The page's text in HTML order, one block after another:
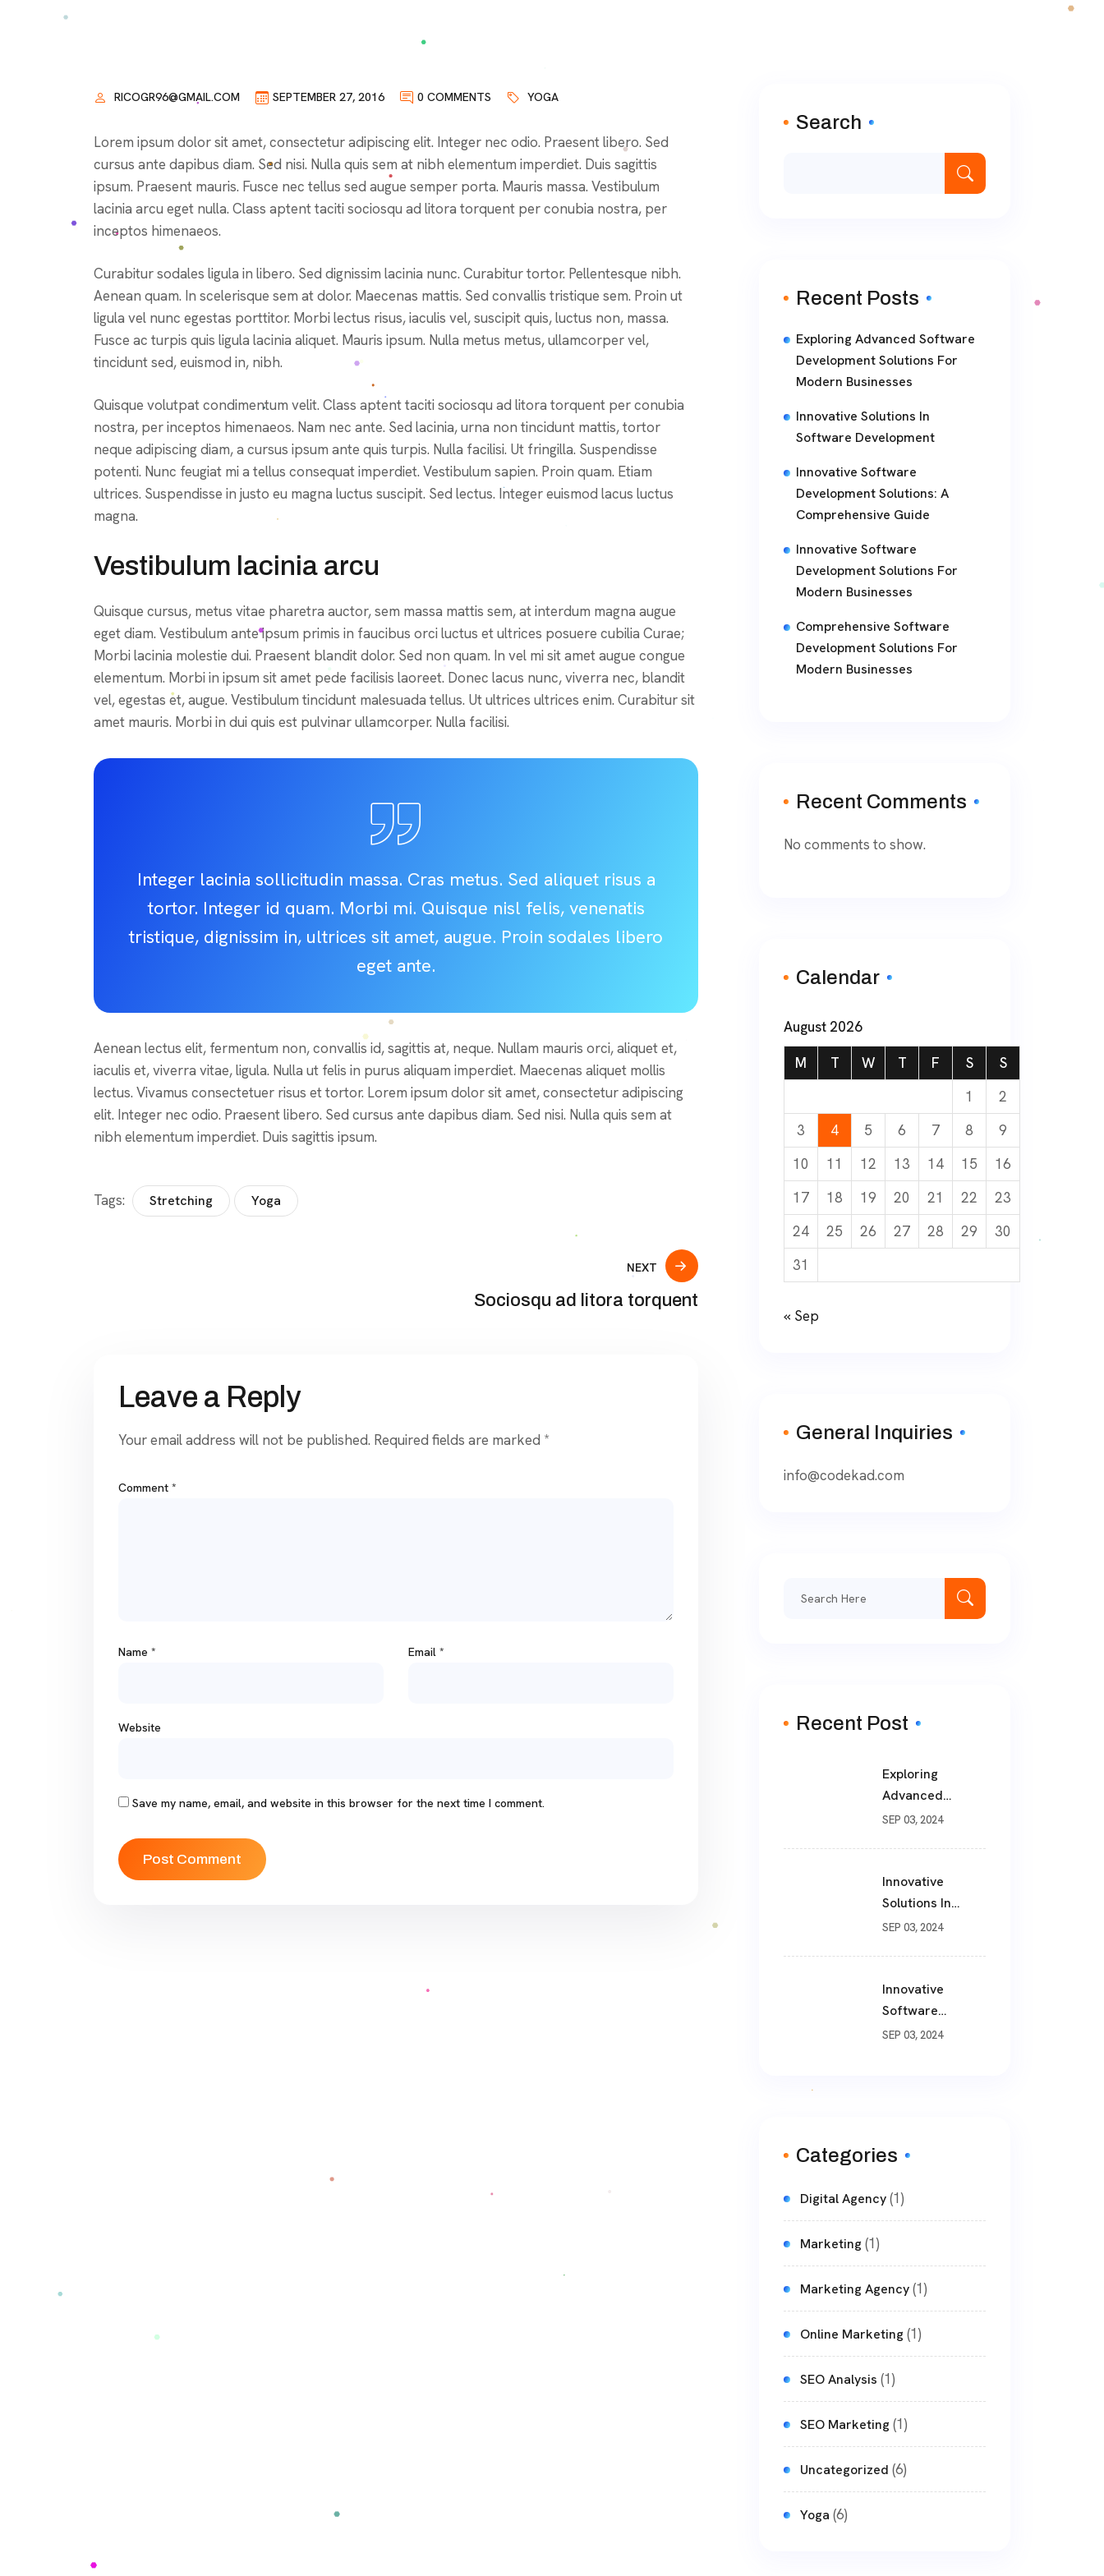
RICOGR96@GMAIL.COM SEPTEMBER 27, 2016 0 COMMENTS YOGA
Lorem ipsum dolor sit amet, consectetur adipiscing elit. Integer nec odio. Praesent libero. Sed
cursus ante dapibus diam. Sed nisi. Nulla quis sem at nibh elementum imperdiet. Duis sagittis
ipsum. Praesent mauris. Fusce nec tellus sed augue semper porta. Mauris massa. Vestibulum
lacinia arcu eget nulla. Class aptent taciti sociosqu ad litora torquent per conubia nostra, per
inceptos himenaeos.
Curabitur sodales ligula in libero. Sed dignissim lacinia nunc. Curabitur tortor. Pellentesque nibh.
Aenean quam. In scelerisque sem at dolor. Maecenas mattis. Sed convallis tristique sem. Proin ut
ligula vel nunc egestas porttitor. Morbi lectus risus, iaculis vel, suscipit quis, luctus non, massa.
Fusce ac turpis quis ligula lacinia aliquet. Mauris ipsum. Nulla metus metus, ullamcorper vel,
tincidunt sed, euismod in, nibh.
Quisque volutpat condimentum velit. Class aptent taciti sociosqu ad litora torquent per conubia
nostra, per inceptos himenaeos. Nam nec ante. Sed lacinia, urna non tincidunt mattis, tortor
neque adipiscing diam, a cursus ipsum ante quis turpis. Nulla facilisi. Ut fringilla. Suspendisse
potenti. Nunc feugiat mi a tellus consequat imperdiet. Vestibulum sapien. Proin quam. Etiam
ultrices. Suspendisse in justo eu magna luctus suscipit. Sed lectus. Integer euismod lacus luctus
magna.
Vestibulum lacinia arcu
Quisque cursus, metus vitae pharetra auctor, sem massa mattis sem, at interdum magna augue
eget diam. Vestibulum ante ipsum primis in faucibus orci luctus et ultrices posuere cubilia Curae;
Morbi lacinia molestie dui. Praesent blandit dolor. Sed non quam. In vel mi sit amet augue congue
elementum. Morbi in ipsum sit amet pede facilisis laoreet. Donec lacus nunc, viverra nec, blandit
vel, egestas et, augue. Vestibulum tincidunt malesuada tellus. Ut ultrices ultrices enim. Curabitur sit
amet mauris. Morbi in dui quis est pulvinar ullamcorper. Nulla facilisi.
Integer lacinia sollicitudin massa. Cras metus. Sed aliquet risus a
tortor. Integer id quam. Morbi mi. Quisque nisl felis, venenatis
tristique, dignissim in, ultrices sit amet, augue. Proin sodales libero
eget ante.
Aenean lectus elit, fermentum non, convallis id, sagittis at, neque. Nullam mauris orci, aliquet et,
iaculis et, viverra vitae, ligula. Nulla ut felis in purus aliquam imperdiet. Maecenas aliquet mollis
lectus. Vivamus consectetuer risus et tortor. Lorem ipsum dolor sit amet, consectetur adipiscing
elit. Integer nec odio. Praesent libero. Sed cursus ante dapibus diam. Sed nisi. Nulla quis sem at
nibh elementum imperdiet. Duis sagittis ipsum.
Tags: Stretching Yoga
NEXT
Sociosqu ad litora torquent
Leave a Reply
Your email address will not be published. Required fields are marked *
Comment *
Name * Email *
Website
Save my name, email, and website in this browser for the next time I comment.
Search
Recent Posts
Exploring Advanced Software
Development Solutions For
Modern Businesses
Innovative Solutions In
Software Development
Innovative Software
Development Solutions: A
Comprehensive Guide
Innovative Software
Development Solutions For
Modern Businesses
Comprehensive Software
Development Solutions For
Modern Businesses
Recent Comments
No comments to show.
Calendar
August 2026
M
T W T F S
S
1
2
3
4 5 6 7 8
9
10
11 12 13 14 15
16
17
18 19 20 21 22
23
24
25 26 27 28 29
30
31
« Sep
General Inquiries
info@codekad.com
Recent Post
Exploring
Advanced
Software
Modern
Businesses
SEP 03, 2024
Innovative
Solutions In
Software
SEP 03, 2024
Innovative
Software
Development
SEP 03, 2024
Categories
Digital Agency(1)
Marketing(1)
Marketing Agency(1)
Online Marketing(1)
SEO Analysis (1)
SEO Marketing(1)
Uncategorized (6)
Yoga (6)